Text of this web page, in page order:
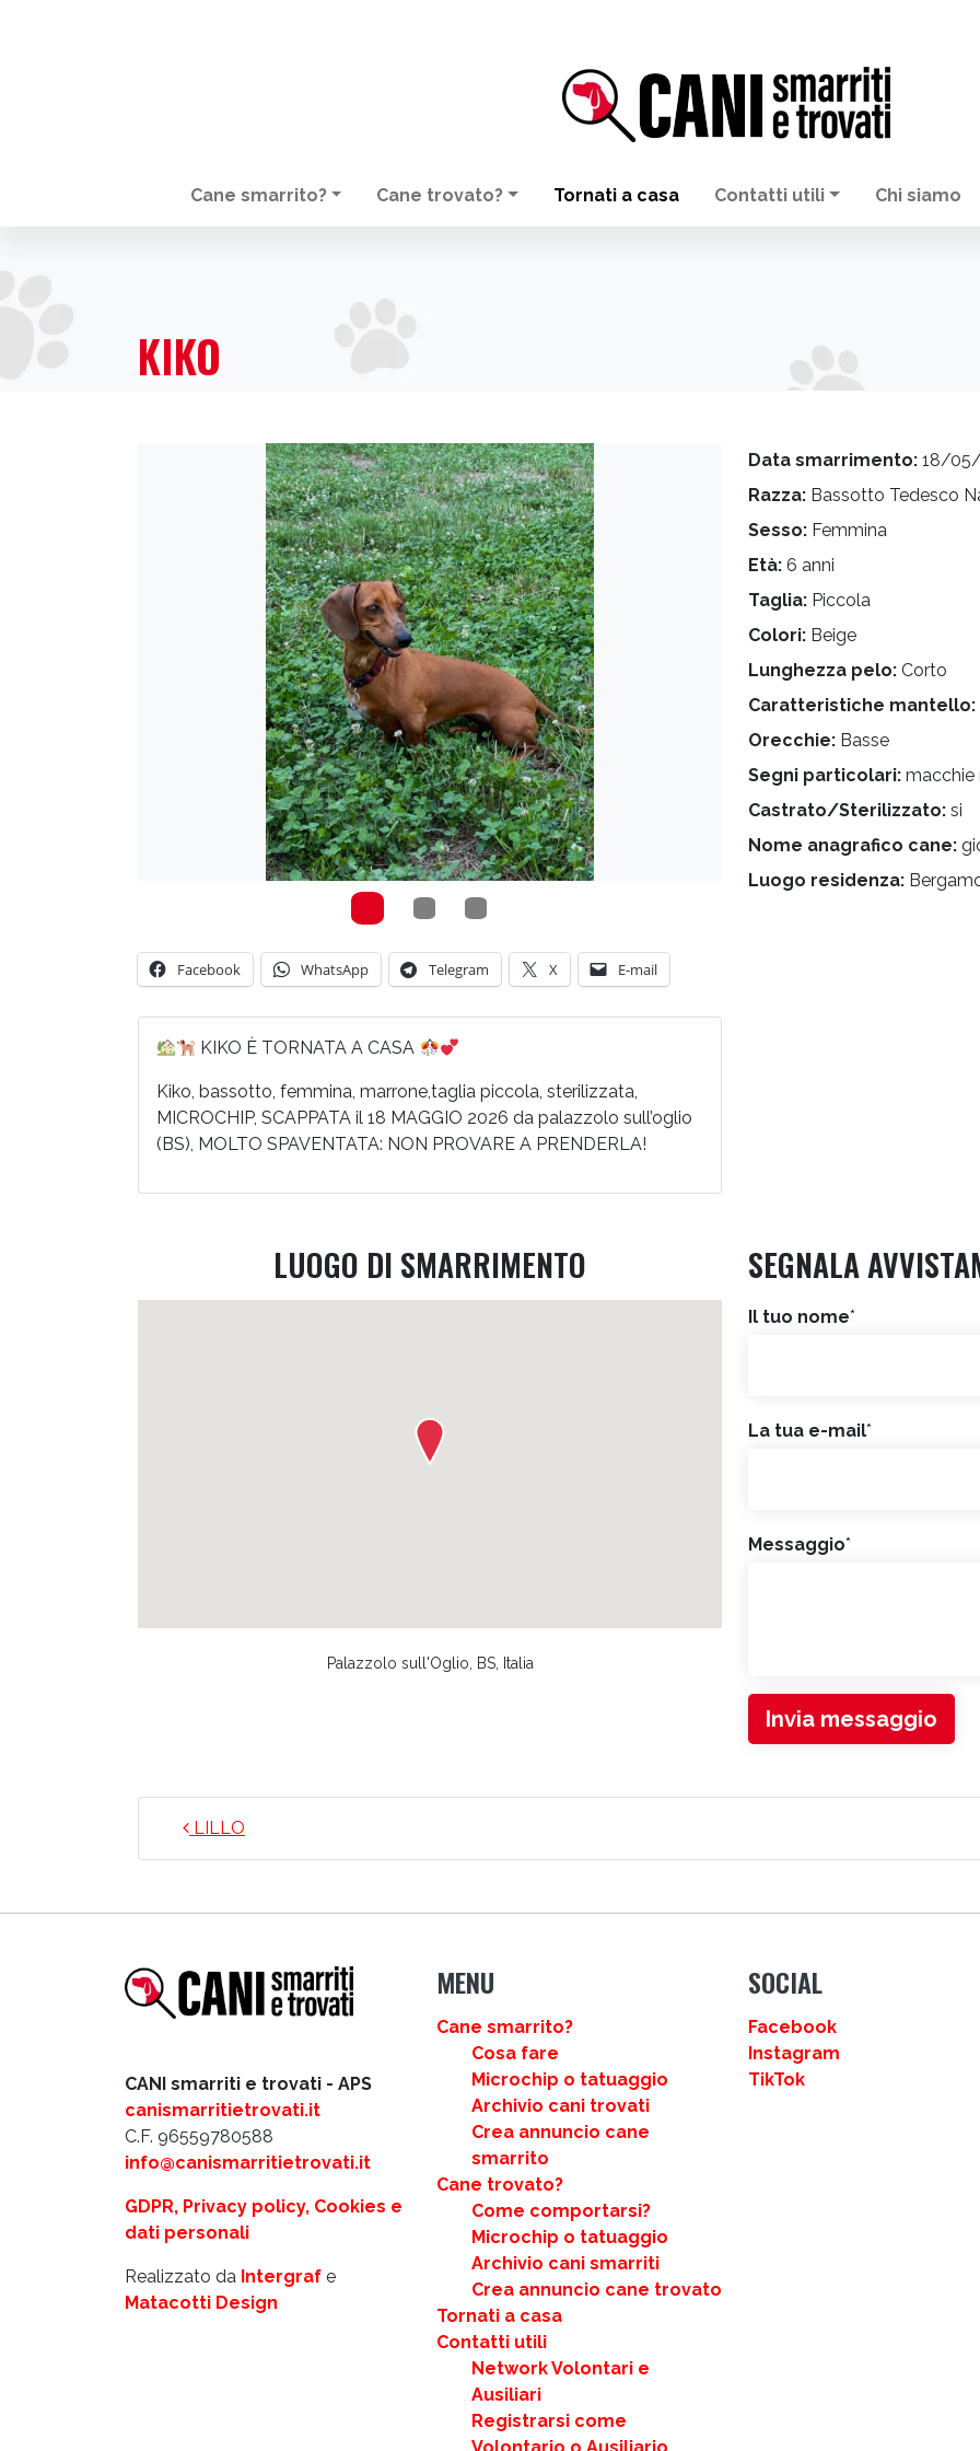
NAVIGAZIONE PRINCIPALE
Cane smarrito? Cane trovato? Tornati a casa Contatti utili Chi siamo
KIKO
Facebook WhatsApp Telegram X E-mail
KIKO È TORNATA A CASA
Kiko, bassotto, femmina, marrone,taglia piccola, sterilizzata,
MICROCHIP, SCAPPATA il 18 MAGGIO 2026 da palazzolo sull’oglio
(BS), MOLTO SPAVENTATA: NON PROVARE A PRENDERLA!
Data smarrimento: 18/
Razza: Bassotto Tedesco
Sesso: Femmina
Età: 6 anni
Taglia: Piccola
Colori: Beige
Lunghezza pelo: Corto
Caratteristiche mantello:
Orecchie: Basse
Segni particolari: macchie
Castrato/Sterilizzato: si
Nome anagrafico cane:
Luogo residenza:
LUOGO DI SMARRIMENTO
Palazzolo sull'Oglio, BS, Italia
SEGNALA
Il tuo nome*
La tua e-mail*
Messaggio*
Invia messaggio
NAVIGAZIONE ARTICOLI
LILLO
CANI smarriti e trovati - APS
canismarritietrovati.it
C.F. 96559780588
info@canismarritietrovati.it
GDPR, Privacy policy, Cookies e
dati personali
Realizzato da Intergraf e
Matacotti Design
MENU
Cane smarrito?
Cosa fare
Microchip o tatuaggio
Archivio cani trovati
Crea annuncio cane
smarrito
Cane trovato?
Come comportarsi?
Microchip o tatuaggio
Archivio cani smarriti
Crea annuncio cane trovato
Tornati a casa
Contatti utili
Network Volontari e
Ausiliari
Registrarsi come
SOCIAL
Facebook
Instagram
TikTok